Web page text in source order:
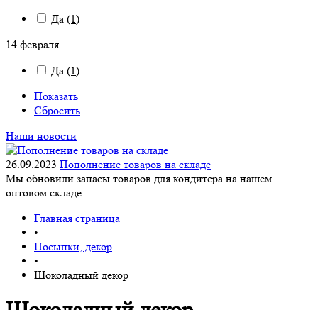
Да (1)
14 февраля
Да (1)
Показать
Сбросить
Наши новости
26.09.2023 Пополнение товаров на складе
Мы обновили запасы товаров для кондитера на нашем
оптовом складе
Главная страница
•
Посыпки, декор
•
Шоколадный декор